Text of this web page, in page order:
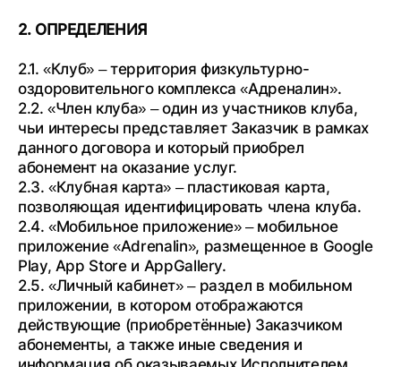
2. ОПРЕДЕЛЕНИЯ
2.1. «Клуб» – территория физкультурно-
оздоровительного комплекса «Адреналин».
2.2. «Член клуба» – один из участников клуба,
чьи интересы представляет Заказчик в рамках
данного договора и который приобрел
абонемент на оказание услуг.
2.3. «Клубная карта» – пластиковая карта,
позволяющая идентифицировать члена клуба.
2.4. «Мобильное приложение» – мобильное
приложение «Adrenalin», размещенное в Google
Play, App Store и AppGallery.
2.5. «Личный кабинет» – раздел в мобильном
приложении, в котором отображаются
действующие (приобретённые) Заказчиком
абонементы, а также иные сведения и